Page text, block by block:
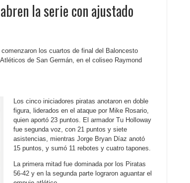
la serie con ajustado
los cuartos de final del Baloncesto
de San Germán, en el coliseo Raymond
Los cinco iniciadores piratas anotaron en doble
figura, liderados en el ataque por Mike Rosario,
quien aportó 23 puntos. El armador Tu Holloway
fue segunda voz, con 21 puntos y siete
asistencias, mientras Jorge Bryan Díaz anotó
15 puntos, y sumó 11 rebotes y cuatro tapones.
La primera mitad fue dominada por los Piratas
56-42 y en la segunda parte lograron aguantar el